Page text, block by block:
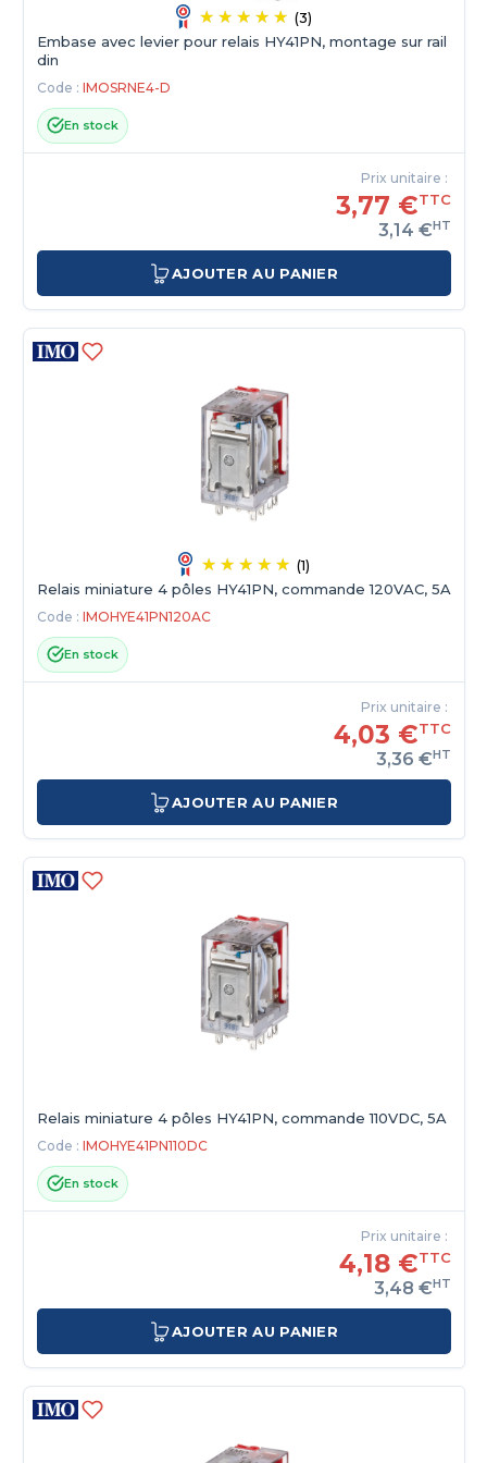
(3)
Embase avec levier pour relais HY41PN, montage sur rail
din
Code : IMOSRNE4-D
En stock
Prix unitaire :
3,77 €TTC
3,14 €HT
AJOUTER AU PANIER
(1)
Relais miniature 4 pôles HY41PN, commande 120VAC, 5A
Code : IMOHYE41PN120AC
En stock
Prix unitaire :
4,03 €TTC
3,36 €HT
AJOUTER AU PANIER
Relais miniature 4 pôles HY41PN, commande 110VDC, 5A
Code : IMOHYE41PN110DC
En stock
Prix unitaire :
4,18 €TTC
3,48 €HT
AJOUTER AU PANIER